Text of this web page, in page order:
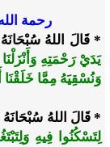
رحمة
* قَالَ اللهُ
يَدَيْ رَحْمَتِهِ
وَنُسْقِيَهُ مِمَّا خَلَقْنَا
* قَالَ اللهُ
لِتَسْكُنُوا فِيهِ